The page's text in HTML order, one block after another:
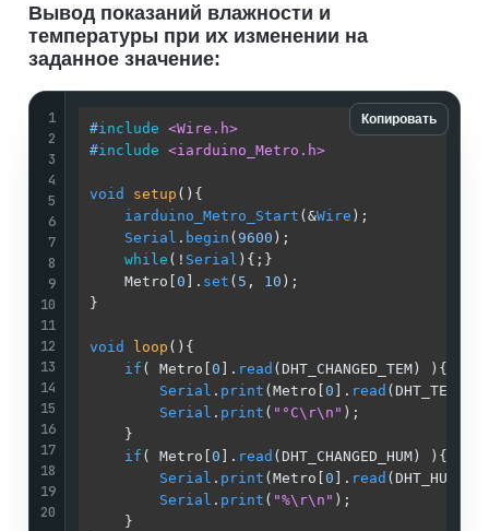
Вывод показаний влажности и
температуры при их изменении на
заданное значение:
Копировать
1
2
3
4
5
6
7
8
9
10
11
12
13
14
15
16
17
18
19
20
#include <Wire.h>
#include <iarduino_Metro.h>
void setup ()
iarduino_Metro_Start (&Wire
Serial . begin ( 9600
while (! Serial
    Metro[
0 ]. set ( 5 , 10
void loop ()
if ( Metro[ 0 ]. read
Serial . print (Metro[ 0 ]. read
Serial . print ( "°C\r\n"
if ( Metro[ 0 ]. read
Serial . print (Metro[ 0 ]. read
Serial . print ( "%\r\n"